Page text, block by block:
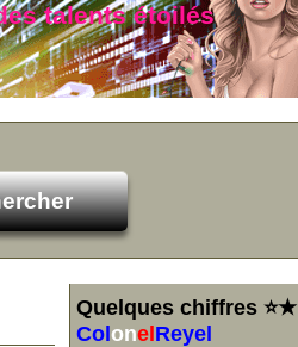
talents étoilés
Quelques chiffres ⭐★
Col onel Reyel